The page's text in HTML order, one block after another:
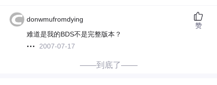
donwmufromdying
难道是我的BDS不是完整版本？
2007-07-17
赞
——到底了——